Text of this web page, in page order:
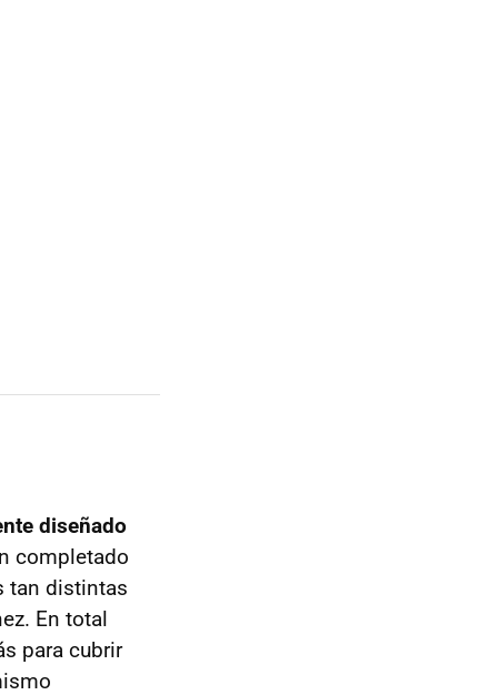
diseñado
completado
tan distintas
En total
para cubrir